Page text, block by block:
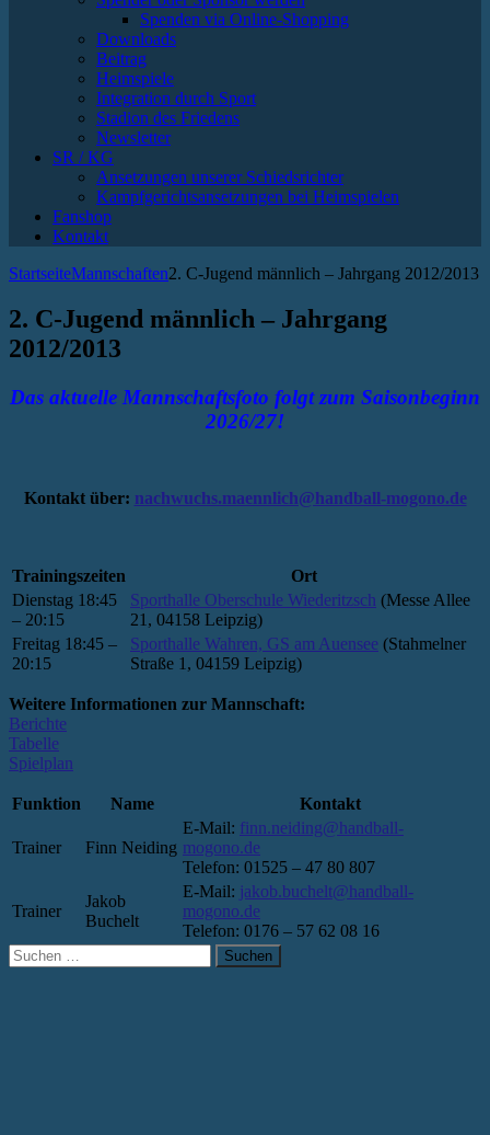
Spenden via Online-Shopping
Downloads
Beitrag
Heimspiele
Integration durch Sport
Stadion des Friedens
Newsletter
SR / KG
Ansetzungen unserer Schiedsrichter
Kampfgerichtsansetzungen bei Heimspielen
Fanshop
Kontakt
StartseiteMannschaften2. C-Jugend männlich – Jahrgang 2012/2013
2. C-Jugend männlich – Jahrgang
2012/2013
Das aktuelle Mannschaftsfoto folgt zum Saisonbeginn
2026/27!
Kontakt über: nachwuchs.maennlich@handball-mogono.de
Trainingszeiten
Ort
Dienstag 18:45
– 20:15
Sporthalle Oberschule Wiederitzsch (Messe Allee
21, 04158 Leipzig)
Freitag 18:45 –
20:15
Sporthalle Wahren, GS am Auensee (Stahmelner
Straße 1, 04159 Leipzig)
Weitere Informationen zur Mannschaft:
Berichte
Tabelle
Spielplan
Funktion Name Kontakt
Trainer Finn Neiding
E-Mail: finn.neiding@handball-
mogono.de
Telefon: 01525 – 47 80 807
Trainer
Jakob
Buchelt
E-Mail: jakob.buchelt@handball-
mogono.de
Telefon: 0176 – 57 62 08 16
Suchen
nach: